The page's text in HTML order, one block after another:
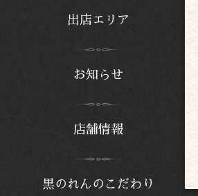
出店エリア
お知らせ
店舗情報
黒のれんのこだわり